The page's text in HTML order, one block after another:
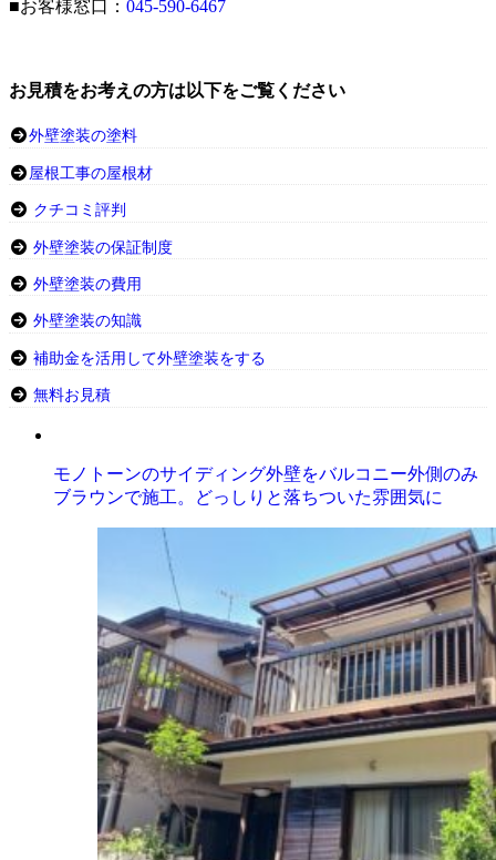
■お客様窓口： 045-590-6467
お見積をお考えの方は以下をご覧ください
外壁塗装の塗料
屋根工事の屋根材
クチコミ評判
外壁塗装の保証制度
外壁塗装の費用
外壁塗装の知識
補助金を活用して外壁塗装をする
無料お見積
モノトーンのサイディング外壁をバルコニー外側のみ
ブラウンで施工。どっしりと落ちついた雰囲気に